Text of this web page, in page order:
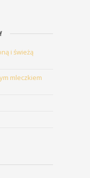
i świeżą
mleczkiem